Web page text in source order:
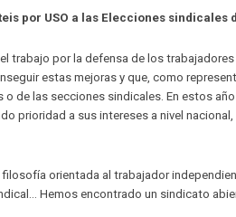
por USO a las Elecciones sindicales
trabajo por la defensa de los
estas mejoras y que, como
o de las secciones sindicales. En estos
prioridad a sus intereses a nivel
filosofía orientada al trabajador
Hemos encontrado un sindicato